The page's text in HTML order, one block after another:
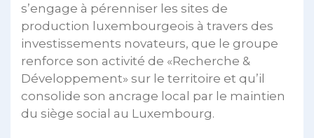
s’engage à pérenniser les sites de
production luxembourgeois à travers des
investissements novateurs, que le groupe
renforce son activité de «Recherche &
Développement» sur le territoire et qu’il
consolide son ancrage local par le maintien
du siège social au Luxembourg.